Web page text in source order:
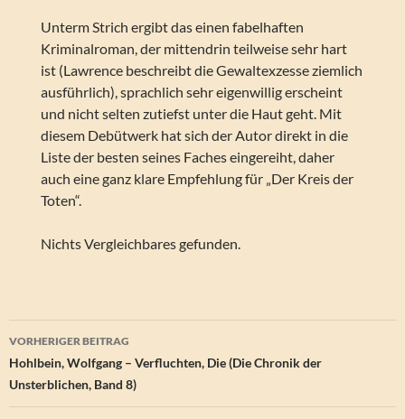
Unterm Strich ergibt das einen fabelhaften
Kriminalroman, der mittendrin teilweise sehr hart
ist (Lawrence beschreibt die Gewaltexzesse ziemlich
ausführlich), sprachlich sehr eigenwillig erscheint
und nicht selten zutiefst unter die Haut geht. Mit
diesem Debütwerk hat sich der Autor direkt in die
Liste der besten seines Faches eingereiht, daher
auch eine ganz klare Empfehlung für „Der Kreis der
Toten“.
Nichts Vergleichbares gefunden.
Beitragsnavigation
VORHERIGER BEITRAG
Hohlbein, Wolfgang – Verfluchten, Die (Die Chronik der
Unsterblichen, Band 8)